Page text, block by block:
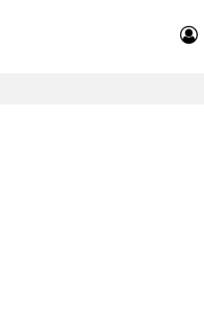
these are
e.g. B. for
You can
under